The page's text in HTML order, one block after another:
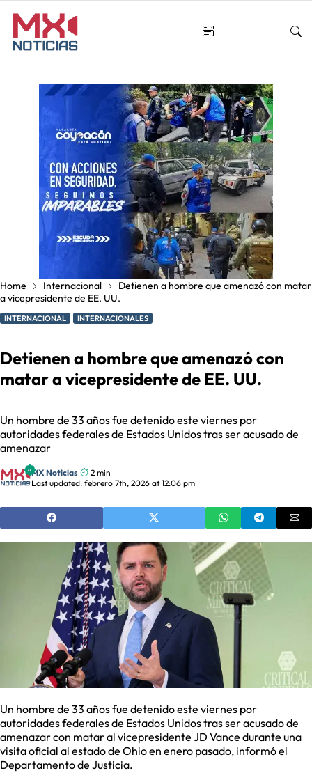
Home Internacional
Detienen a hombre que amenazó con matar
a vicepresidente de EE. UU.
INTERNACIONAL INTERNACIONALES
Detienen a hombre que amenazó con
matar a vicepresidente de EE. UU.
Un hombre de 33 años fue detenido este viernes por
autoridades federales de Estados Unidos tras ser acusado de
amenazar
MX Noticias
2 min
Last updated: febrero 7th, 2026 at 12:06 pm
Un hombre de 33 años fue detenido este viernes por
autoridades federales de Estados Unidos tras ser acusado de
amenazar con matar al vicepresidente JD Vance durante una
visita oficial al estado de Ohio en enero pasado, informó el
Departamento de Justicia.